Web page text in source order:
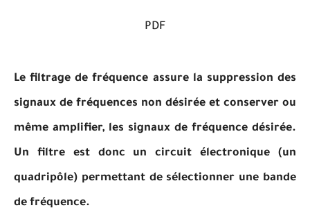
PDF
Le filtrage de fréquence assure la suppression des
signaux de fréquences non désirée et conserver ou
même amplifier, les signaux de fréquence désirée.
Un filtre est donc un circuit électronique (un
quadripôle) permettant de sélectionner une bande
de fréquence.